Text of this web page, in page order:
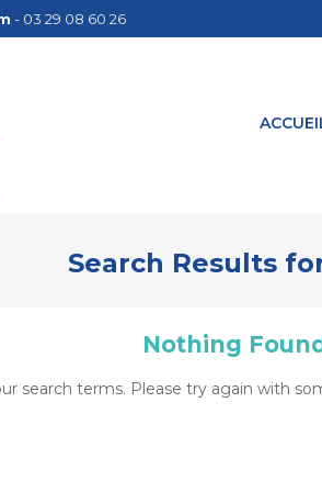
- 03 29 08 60 26
Search Results
Nothing
search terms. Please try again with